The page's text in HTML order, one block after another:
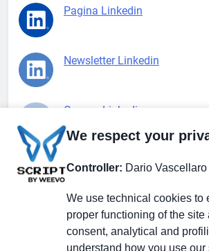
Pagina Linkedin
Newsletter Linkedin
Gruppo Linkedin
Pagina Facebook
X.com
We respect your
Controller: Dario Vascellaro
We use technical cookies to
proper functioning of the site
consent, analytical and
understand how you use our